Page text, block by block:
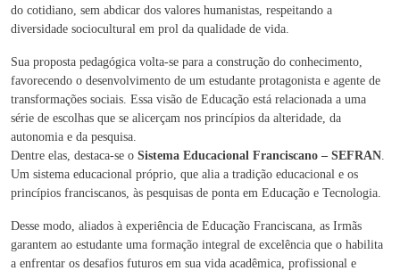
do cotidiano, sem abdicar dos valores humanistas, respeitando a
diversidade sociocultural em prol da qualidade de vida.
Sua proposta pedagógica volta-se para a construção do conhecimento,
favorecendo o desenvolvimento de um estudante protagonista e agente de
transformações sociais. Essa visão de Educação está relacionada a uma
série de escolhas que se alicerçam nos princípios da alteridade, da
autonomia e da pesquisa.
Dentre elas, destaca-se o Sistema Educacional Franciscano – SEFRAN.
Um sistema educacional próprio, que alia a tradição educacional e os
princípios franciscanos, às pesquisas de ponta em Educação e Tecnologia.
Desse modo, aliados à experiência de Educação Franciscana, as Irmãs
garantem ao estudante uma formação integral de excelência que o habilita
a enfrentar os desafios futuros em sua vida acadêmica, profissional e